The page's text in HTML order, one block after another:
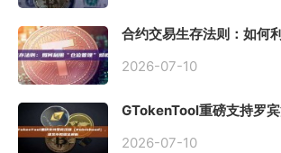
合约交易生存法则：如何
2026-07-10
GTokenTool重磅支持罗
2026-07-10